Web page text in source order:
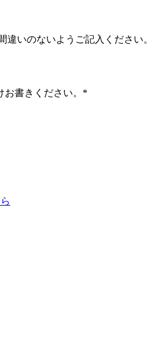
いのないようご記入ください。
書きください。 *